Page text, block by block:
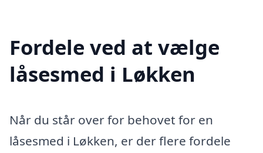
Fordele ved at vælge
låsesmed i Løkken
Når du står over for behovet for en
låsesmed i Løkken, er der flere fordele